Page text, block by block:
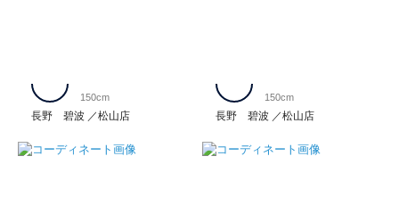
長野 碧波 松山店
150cm
長野 碧波 松山店
150cm